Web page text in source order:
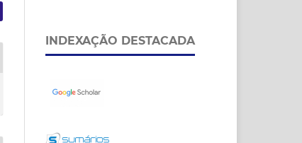
INDEXAÇÃO DESTACADA